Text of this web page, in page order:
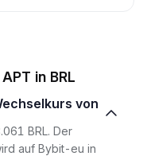
in BRL
BRL. Der
auf Bybit-eu in